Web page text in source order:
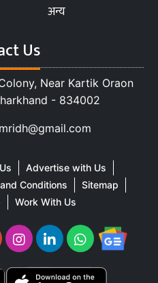
अन्य
Us
Near Kartik Oraon
- 834002
Advertise with Us
Conditions
Sitemap
Work With Us